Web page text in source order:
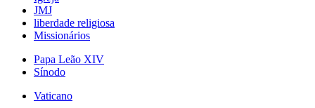
JMJ
liberdade religiosa
Missionários
Papa Leão XIV
Sínodo
Vaticano